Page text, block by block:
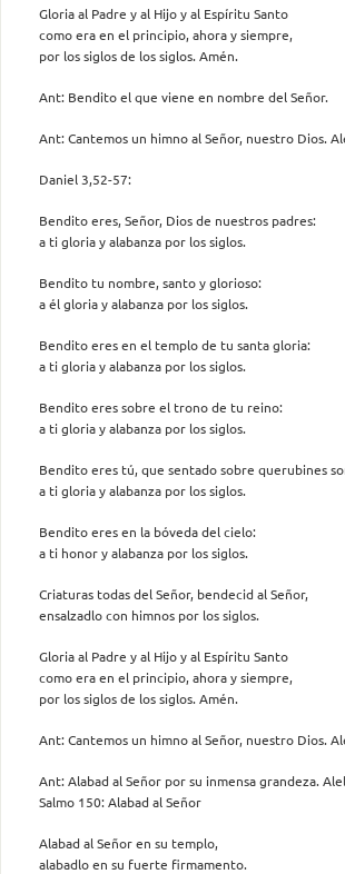
Gloria al Padre y al Hijo y al Espíritu Santo
como era en el principio, ahora y siempre,
por los siglos de los siglos. Amén.
Ant: Bendito el que viene en nombre del Señor.
Ant: Cantemos un himno al Señor, nuestro Dios.
Daniel 3,52-57:
Bendito eres, Señor, Dios de nuestros padres:
a ti gloria y alabanza por los siglos.
Bendito tu nombre, santo y glorioso:
a él gloria y alabanza por los siglos.
Bendito eres en el templo de tu santa gloria:
a ti gloria y alabanza por los siglos.
Bendito eres sobre el trono de tu reino:
a ti gloria y alabanza por los siglos.
Bendito eres tú, que sentado sobre querubines
a ti gloria y alabanza por los siglos.
Bendito eres en la bóveda del cielo:
a ti honor y alabanza por los siglos.
Criaturas todas del Señor, bendecid al Señor,
ensalzadlo con himnos por los siglos.
Gloria al Padre y al Hijo y al Espíritu Santo
como era en el principio, ahora y siempre,
por los siglos de los siglos. Amén.
Ant: Cantemos un himno al Señor, nuestro Dios.
Ant: Alabad al Señor por su inmensa grandeza.
Salmo 150: Alabad al Señor
Alabad al Señor en su templo,
alabadlo en su fuerte firmamento.